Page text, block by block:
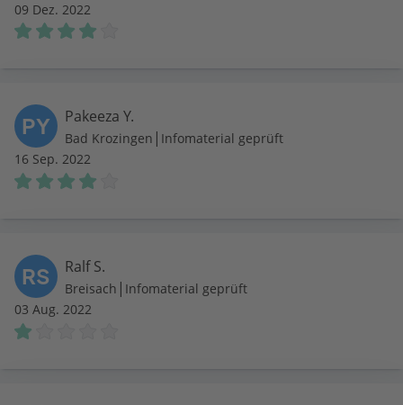
09 Dez. 2022
PY Pakeeza Y.
Bad Krozingen | Infomaterial geprüft
16 Sep. 2022
RS Ralf S.
Breisach | Infomaterial geprüft
03 Aug. 2022